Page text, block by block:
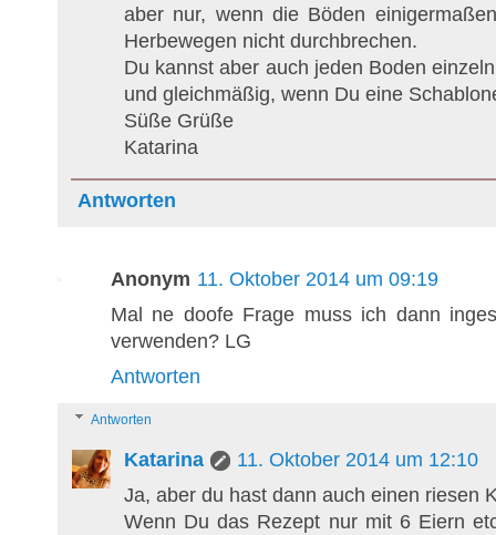
aber nur, wenn die Böden
Herbewegen nicht durchbrechen.
Du kannst aber auch jeden Boden
und gleichmäßig, wenn Du eine
Süße Grüße
Katarina
Antworten
Anonym 11. Oktober 2014 um 09:19
Mal ne doofe Frage muss ich dann
verwenden? LG
Antworten
Antworten
Katarina
11. Oktober 2014 um 12:10
Ja, aber du hast dann auch einen riesen
Wenn Du das Rezept nur mit 6 Eiern